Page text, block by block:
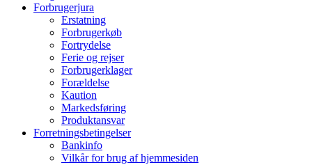
Forbrugerjura
Erstatning
Forbrugerkøb
Fortrydelse
Ferie og rejser
Forbrugerklager
Forældelse
Kaution
Markedsføring
Produktansvar
Forretningsbetingelser
Bankinfo
Vilkår for brug af hjemmesiden